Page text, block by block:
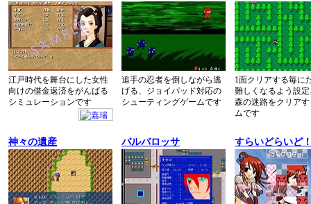
江戸時代を舞台にした女性
向けの借金返済をがんばる
シミュレーションです
追手の忍者を倒しながら逃
げる、ジョイパッド対応の
シューティングゲームです
1面クリアする毎に
難しくなるよう設
森の迷路をクリア
ムです
神々の遺産 バルバロッサ すらいどらいど